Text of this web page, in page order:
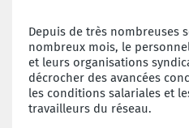
Depuis de très nombreuses
nombreux mois, le
et leurs organisations
décrocher des avancées
les conditions salariales et
travailleurs du réseau.